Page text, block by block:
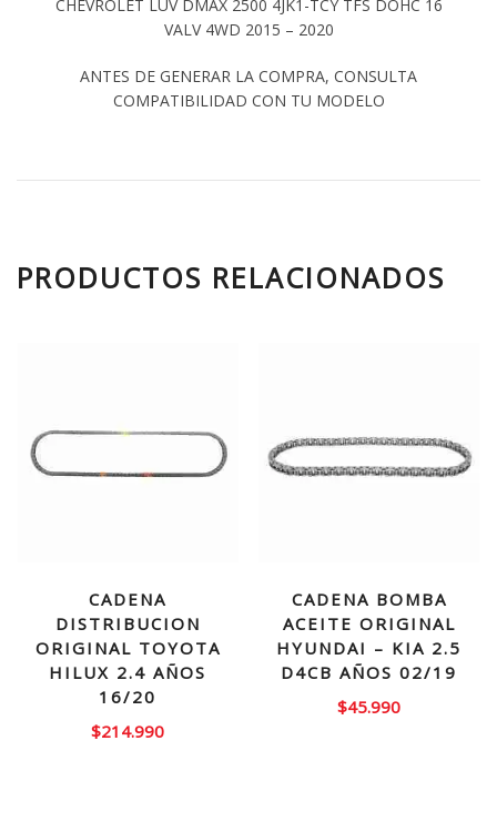
CHEVROLET LUV DMAX 2500 4JK1-TCY TFS DOHC 16
VALV 4WD 2015 – 2020
ANTES DE GENERAR LA COMPRA, CONSULTA
COMPATIBILIDAD CON TU MODELO
PRODUCTOS RELACIONADOS
CADENA
DISTRIBUCION
ORIGINAL TOYOTA
HILUX 2.4 AÑOS
16/20
$214.990
CADENA BOMBA
ACEITE ORIGINAL
HYUNDAI – KIA 2.5
D4CB AÑOS 02/19
$45.990